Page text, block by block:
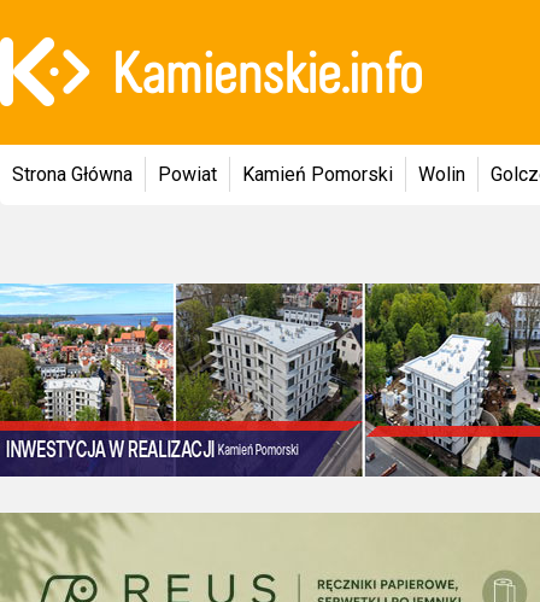
Strona Główna Powiat Kamień Pomorski Wolin